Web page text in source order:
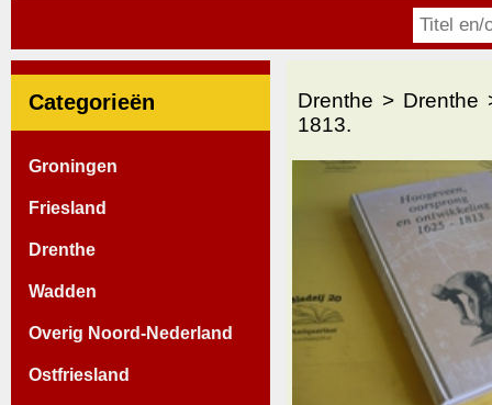
Categorieën
Groningen
Friesland
Drenthe
Wadden
Overig Noord-Nederland
Ostfriesland
Drenthe
Drenthe
1813.